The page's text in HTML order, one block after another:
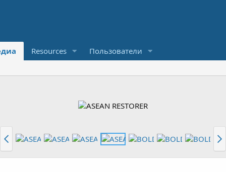
Resources Пользователи